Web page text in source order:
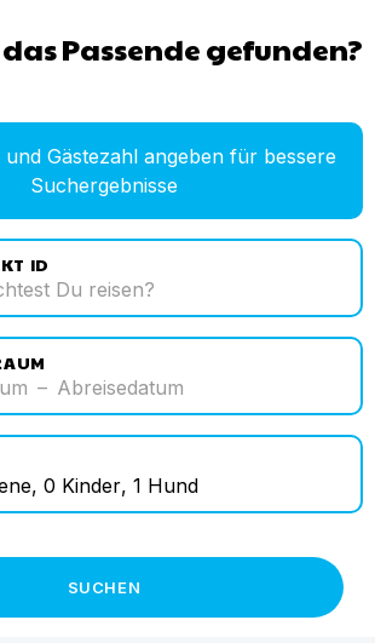
Passende gefunden?
und Gästezahl angeben für bessere
Suchergebnisse
ID
– Abreisedatum
, 0 Kinder, 1 Hund
SUCHEN